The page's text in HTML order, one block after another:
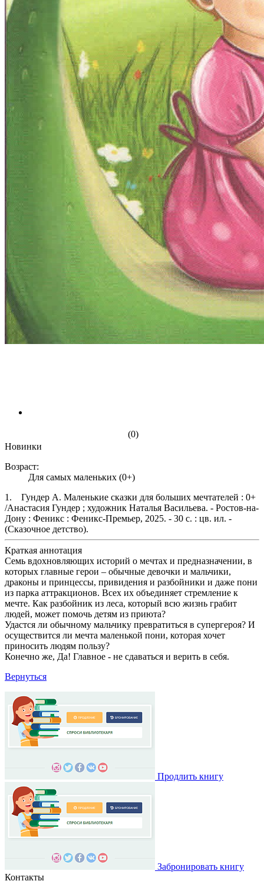
(0)
Новинки
Возраст:
Для самых маленьких (0+)
1. Гундер А. Маленькие сказки для больших мечтателей : 0+
/Анастасия Гундер ; художник Наталья Васильева. - Ростов-на-
Дону : Феникс : Феникс-Премьер, 2025. - 30 с. : цв. ил. -
(Сказочное детство).
Краткая аннотация
Семь вдохновляющих историй о мечтах и предназначении, в
которых главные герои – обычные девочки и мальчики,
драконы и принцессы, привидения и разбойники и даже пони
из парка аттракционов. Всех их объединяет стремление к
мечте. Как разбойник из леса, который всю жизнь грабит
людей, может помочь детям из приюта?
Удастся ли обычному мальчику превратиться в супергероя? И
осуществится ли мечта маленькой пони, которая хочет
приносить людям пользу?
Конечно же, Да! Главное - не сдаваться и верить в себя.
Вернуться
Продлить книгу
Забронировать книгу
Контакты